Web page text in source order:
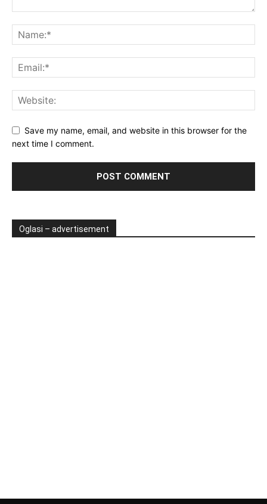
Save my name, email, and website in this browser for the
next time I comment.
Oglasi – advertisement